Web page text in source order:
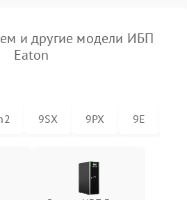
и другие модели ИБП
Eaton
9SX 9PX 9E